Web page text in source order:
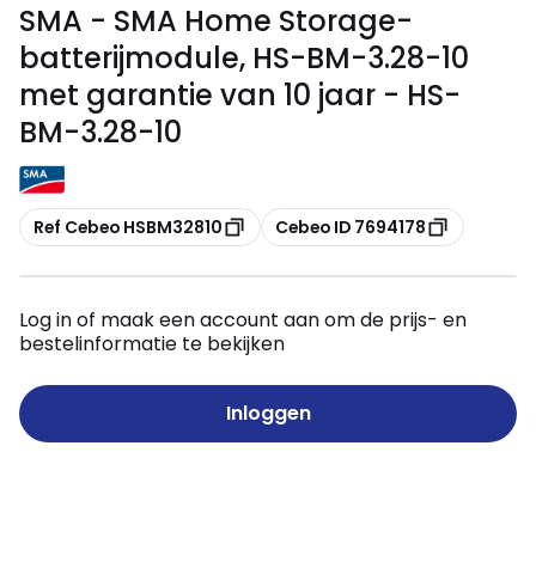
SMA - SMA Home Storage-
batterijmodule, HS-BM-3.28-10
met garantie van 10 jaar - HS-
BM-3.28-10
Kopiëren
Ref Cebeo HSBM32810 Kopiëren
Cebeo ID 7694178
Log in of maak een account aan om de prijs- en
bestelinformatie te bekijken
Inloggen